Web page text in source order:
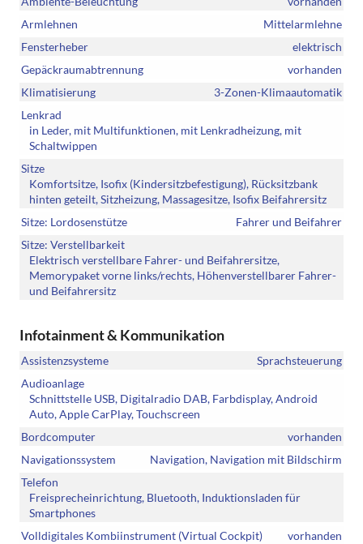
Armlehnen
Mittelarmlehne
Fensterheber
elektrisch
Gepäckraumabtrennung
vorhanden
Klimatisierung
3-Zonen-Klimaautomatik
Lenkrad
in Leder, mit Multifunktionen, mit Lenkradheizung, mit
Schaltwippen
Sitze
Komfortsitze, Isofix (Kindersitzbefestigung), Rücksitzbank
hinten geteilt, Sitzheizung, Massagesitze, Isofix Beifahrersitz
Sitze: Lordosenstütze
Fahrer und Beifahrer
Sitze: Verstellbarkeit
Elektrisch verstellbare Fahrer- und Beifahrersitze,
Memorypaket vorne links/rechts, Höhenverstellbarer Fahrer-
und Beifahrersitz
Infotainment & Kommunikation
Assistenzsysteme
Sprachsteuerung
Audioanlage
Schnittstelle USB, Digitalradio DAB, Farbdisplay, Android
Auto, Apple CarPlay, Touchscreen
Bordcomputer
vorhanden
Navigationssystem
Navigation, Navigation mit Bildschirm
Telefon
Freisprecheinrichtung, Bluetooth, Induktionsladen für
Smartphones
Volldigitales Kombiinstrument (Virtual Cockpit)
vorhanden